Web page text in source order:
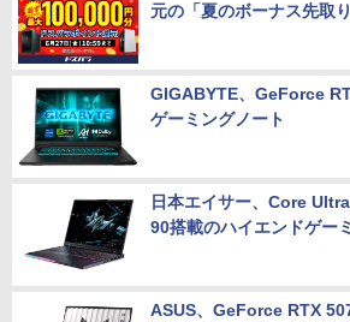
元の「夏のボーナス先取
GIGABYTE、GeForce
ゲーミングノート
日本エイサー、Core
90搭載のハイエンドゲー
ASUS、GeForce RTX